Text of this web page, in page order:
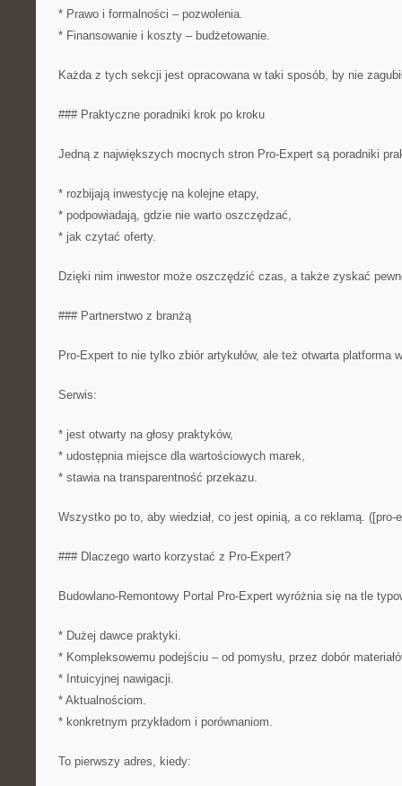
* Prawo i formalności – pozwolenia.
* Finansowanie i koszty – budżetowanie.
Każda z tych sekcji jest opracowana w taki sposób, by nie
### Praktyczne poradniki krok po kroku
Jedną z największych mocnych stron Pro-Expert są poradniki
* rozbijają inwestycję na kolejne etapy,
* podpowiadają, gdzie nie warto oszczędzać,
* jak czytać oferty.
Dzięki nim inwestor może oszczędzić czas, a także zyskać
### Partnerstwo z branżą
Pro-Expert to nie tylko zbiór artykułów, ale też otwarta platforma
Serwis:
* jest otwarty na głosy praktyków,
* udostępnia miejsce dla wartościowych marek,
* stawia na transparentność przekazu.
Wszystko po to, aby wiedział, co jest opinią, a co reklamą. ([pro-
### Dlaczego warto korzystać z Pro-Expert?
Budowlano-Remontowy Portal Pro-Expert wyróżnia się na tle
* Dużej dawce praktyki.
* Kompleksowemu podejściu – od pomysłu, przez dobór
* Intuicyjnej nawigacji.
* Aktualnościom.
* konkretnym przykładom i porównaniom.
To pierwszy adres, kiedy: